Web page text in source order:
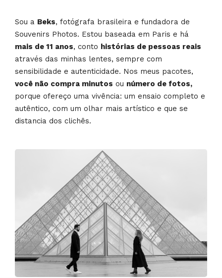
Sou a Beks, fotógrafa brasileira e fundadora de
Souvenirs Photos. Estou baseada em Paris e há
mais de 11 anos, conto histórias de pessoas reais
através das minhas lentes, sempre com
sensibilidade e autenticidade. Nos meus pacotes,
você não compra minutos ou número de fotos,
porque ofereço uma vivência: um ensaio completo e
autêntico, com um olhar mais artístico e que se
distancia dos clichês.